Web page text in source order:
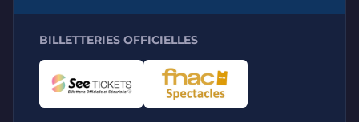
BILLETTERIES OFFICIELLES